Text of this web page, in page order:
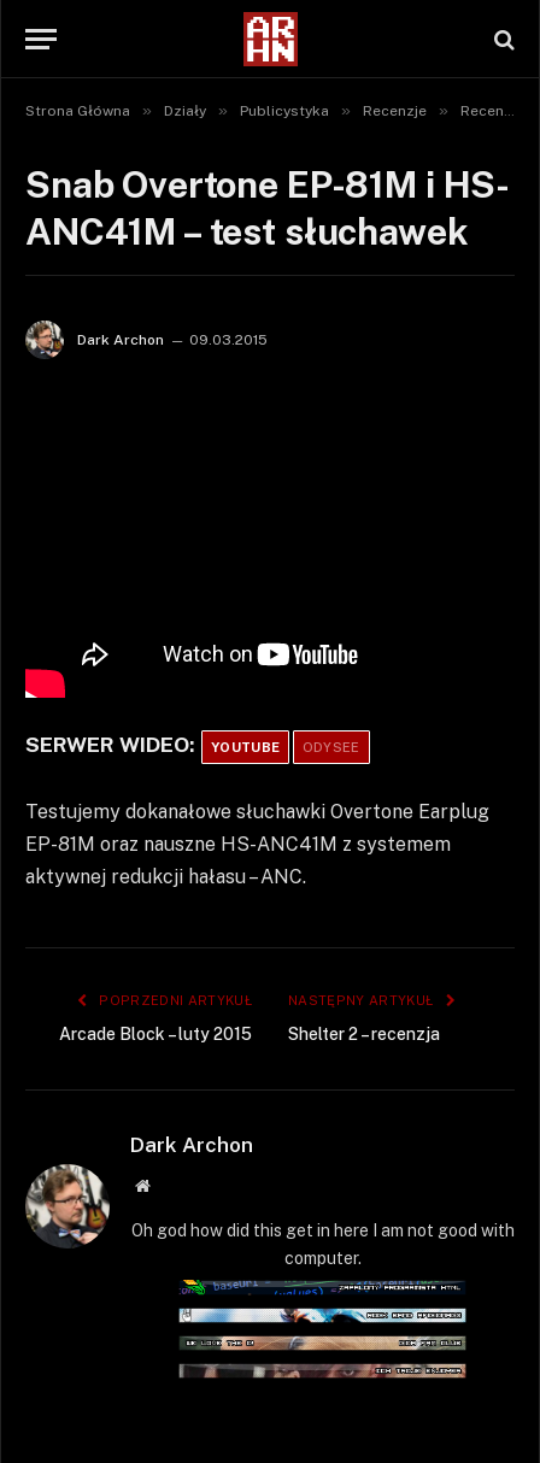
Strona Główna » Działy » Publicystyka » Recenzje » Recenzje sprzętu
Snab Overtone EP-81M i HS-
ANC41M – test słuchawek
Dark Archon 09.03.2015
SERWER WIDEO: YOUTUBE ODYSEE
Testujemy dokanałowe słuchawki Overtone Earplug
EP-81M oraz nauszne HS-ANC41M z systemem
aktywnej redukcji hałasu – ANC.
POPRZEDNI ARTYKUŁ
Arcade Block – luty 2015
NASTĘPNY ARTYKUŁ
Shelter 2 – recenzja
Dark Archon
Strona
Oh god how did this get in here I am not good with
computer.